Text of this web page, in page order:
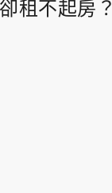
租不起房？